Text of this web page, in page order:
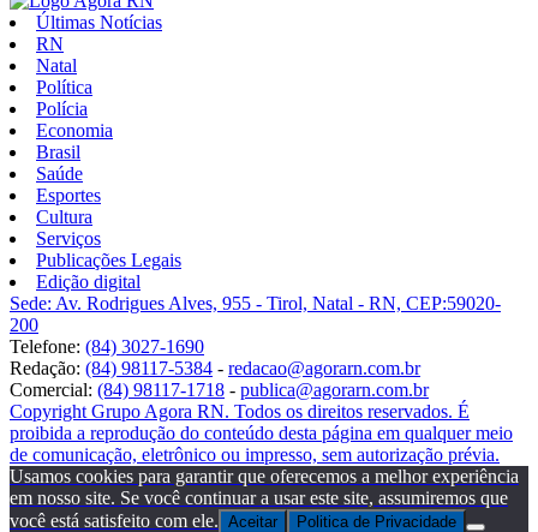
Últimas Notícias
RN
Natal
Política
Polícia
Economia
Brasil
Saúde
Esportes
Cultura
Serviços
Publicações Legais
Edição digital
Sede: Av. Rodrigues Alves, 955 - Tirol, Natal - RN, CEP:59020-
200
Telefone: (84) 3027-1690
Redação: (84) 98117-5384 - redacao@agorarn.com.br
Comercial: (84) 98117-1718 - publica@agorarn.com.br
Copyright Grupo Agora RN. Todos os direitos reservados. É
proibida a reprodução do conteúdo desta página em qualquer meio
de comunicação, eletrônico ou impresso, sem autorização prévia.
Usamos cookies para garantir que oferecemos a melhor experiência
em nosso site. Se você continuar a usar este site, assumiremos que
você está satisfeito com ele. Aceitar Politica de Privacidade